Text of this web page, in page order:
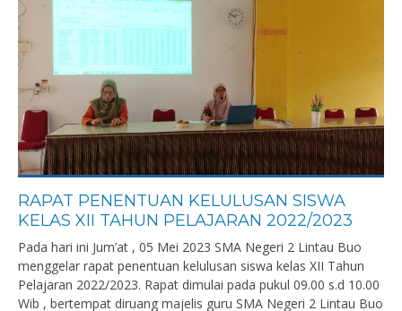
RAPAT PENENTUAN KELULUSAN SISWA
KELAS XII TAHUN PELAJARAN 2022/2023
Pada hari ini Jum’at , 05 Mei 2023 SMA Negeri 2 Lintau Buo
menggelar rapat penentuan kelulusan siswa kelas XII Tahun
Pelajaran 2022/2023. Rapat dimulai pada pukul 09.00 s.d 10.00
Wib , bertempat diruang majelis guru SMA Negeri 2 Lintau Buo